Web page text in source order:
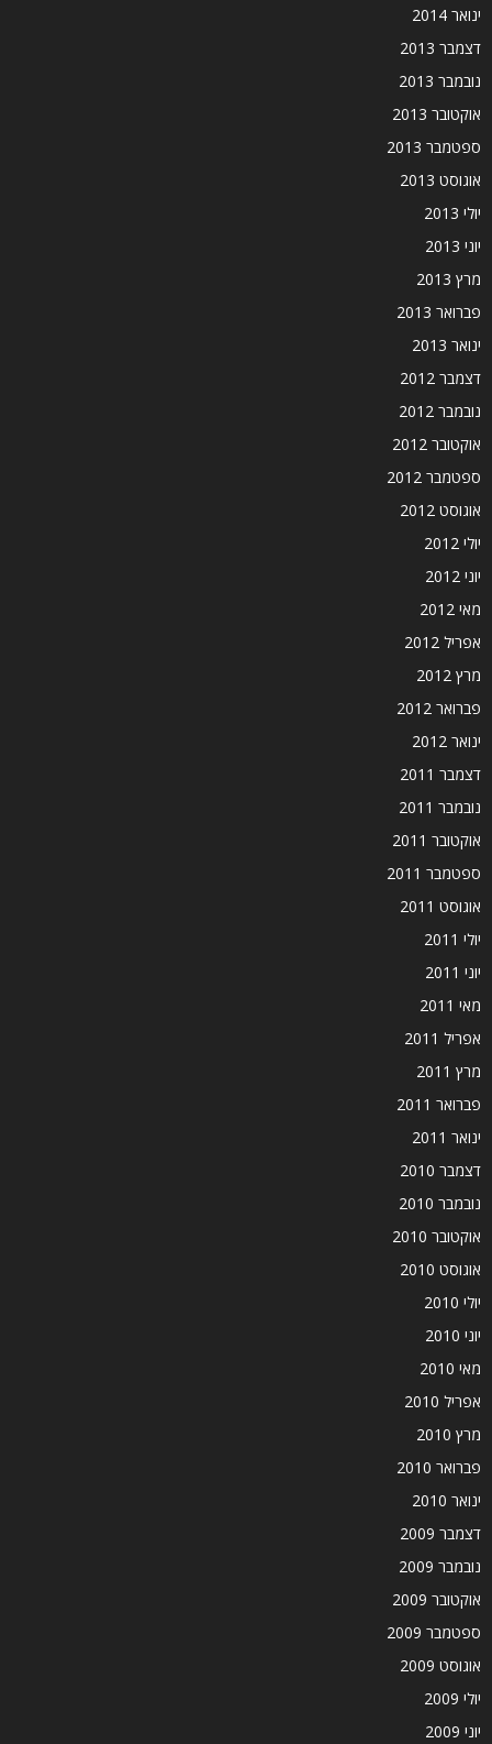
ינואר 2014
דצמבר 2013
נובמבר 2013
אוקטובר 2013
ספטמבר 2013
אוגוסט 2013
יולי 2013
יוני 2013
מרץ 2013
פברואר 2013
ינואר 2013
דצמבר 2012
נובמבר 2012
אוקטובר 2012
ספטמבר 2012
אוגוסט 2012
יולי 2012
יוני 2012
מאי 2012
אפריל 2012
מרץ 2012
פברואר 2012
ינואר 2012
דצמבר 2011
נובמבר 2011
אוקטובר 2011
ספטמבר 2011
אוגוסט 2011
יולי 2011
יוני 2011
מאי 2011
אפריל 2011
מרץ 2011
פברואר 2011
ינואר 2011
דצמבר 2010
נובמבר 2010
אוקטובר 2010
אוגוסט 2010
יולי 2010
יוני 2010
מאי 2010
אפריל 2010
מרץ 2010
פברואר 2010
ינואר 2010
דצמבר 2009
נובמבר 2009
אוקטובר 2009
ספטמבר 2009
אוגוסט 2009
יולי 2009
יוני 2009